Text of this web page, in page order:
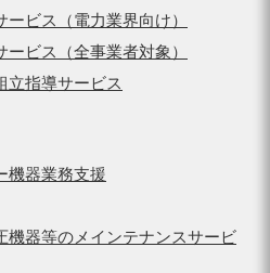
ビス（電力業界向け）
ビス（全事業者対象）
立指導サービス
機器業務支援
機器等のメインテナンスサービ